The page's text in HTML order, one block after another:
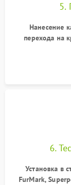
5.
Нанесение
перехода на
питания.
6.
Установка в
FurMark,